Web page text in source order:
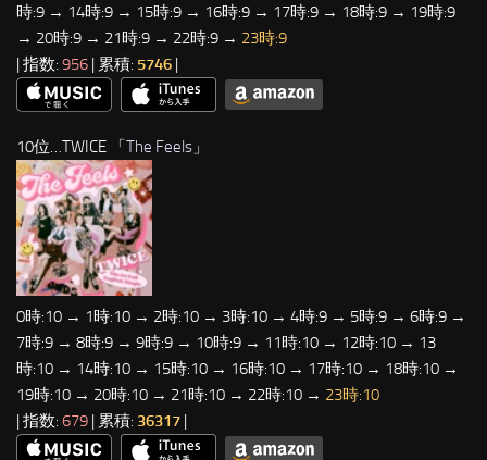
時:9 → 14時:9 → 15時:9 → 16時:9 → 17時:9 → 18時:9 → 19時:9
→ 20時:9 → 21時:9 → 22時:9 → 23時:9
| 指数: 956 | 累積: 5746 |
10位…TWICE 「The Feels 」
0時:10 → 1時:10 → 2時:10 → 3時:10 → 4時:9 → 5時:9 → 6時:9 →
7時:9 → 8時:9 → 9時:9 → 10時:9 → 11時:10 → 12時:10 → 13
時:10 → 14時:10 → 15時:10 → 16時:10 → 17時:10 → 18時:10 →
19時:10 → 20時:10 → 21時:10 → 22時:10 → 23時:10
| 指数: 679 | 累積: 36317 |